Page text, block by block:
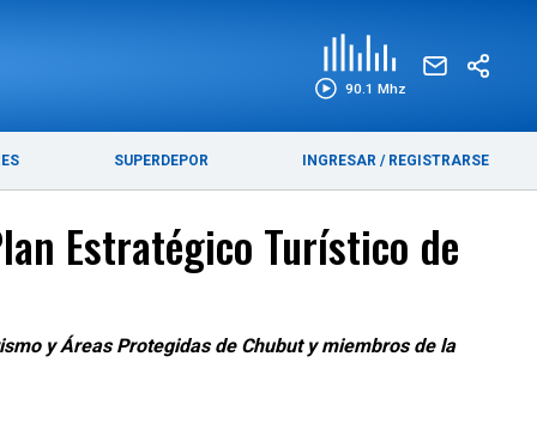
90.1 Mhz
SUPERDEPOR INGRESAR / REGISTRARSE
Estratégico Turístico de
y Áreas Protegidas de Chubut y miembros de la